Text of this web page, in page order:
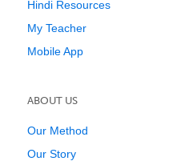
Hindi Resources
My Teacher
Mobile App
ABOUT US
Our Method
Our Story